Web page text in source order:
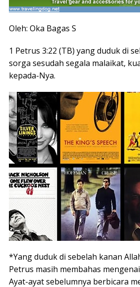
Oleh: Oka Bagas S
1 Petrus 3:22 (TB) yang duduk di
sorga sesudah segala malaikat,
kepada-Nya.
*Yang duduk di sebelah kanan
Petrus masih membahas
Ayat-ayat sebelumnya berbicara